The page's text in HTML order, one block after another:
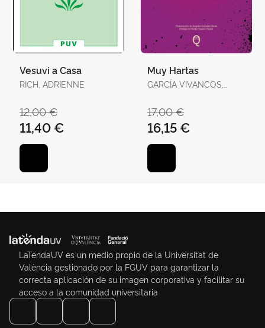
Vesuvi a Casa
RICH, ADRIENNE
12,00 €
11,40 €
Muy Hartas
GARCÍA VIVANCOS,
17,00 €
16,15 €
LaTendaUV es un medio propio de la Universitat de
València gestionado por la FGUV para garantizar la
correcta aplicación de su imagen corporativa y facilitar su
acceso a la comunidad universitaria